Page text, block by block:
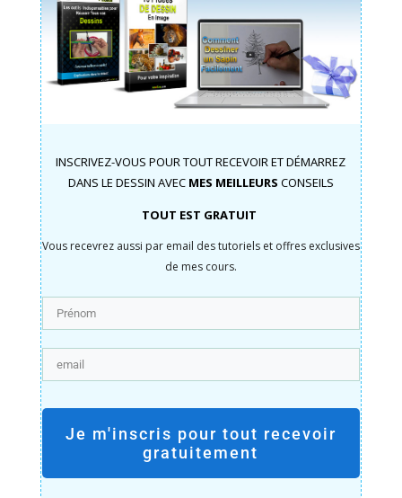
INSCRIVEZ-VOUS POUR TOUT RECEVOIR ET DÉMARREZ
DANS LE DESSIN AVEC MES MEILLEURS CONSEILS
TOUT EST GRATUIT
Vous recevrez aussi par email des tutoriels et offres exclusives
de mes cours.
Je m'inscris pour tout recevoir
gratuitement